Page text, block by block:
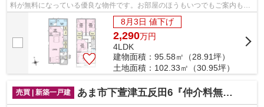
料が無料になっている優良な物件です。お部屋のほうもいつでもご案内もさ
せて頂きますのでお気軽にお問合せ下...
8月3日 値下げ
2,290万円
4LDK
建物面積：95.58㎡（28.91坪）
土地面積：102.33㎡（30.95坪）
売買 | 新築一戸建 あま市下萱津五反田6『仲介料無料』新築戸建て